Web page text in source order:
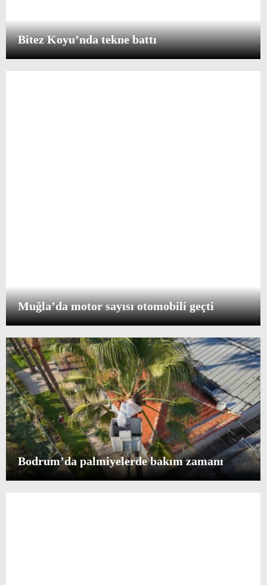
Bitez Koyu’nda tekne battı
Muğla’da motor sayısı otomobili geçti
Bodrum’da palmiyelerde bakım zamanı